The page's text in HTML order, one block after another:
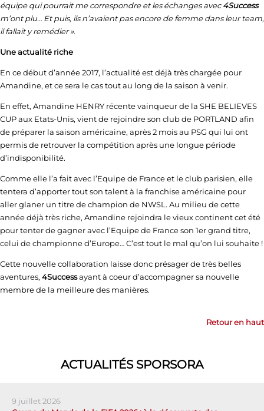
équipe qui pourrait me correspondre et les échanges avec4Success
m’ont plu… Et puis, ils n’avaient pas encore de femme dans leur team,
il fallait y remédier ».
Une actualité riche
En ce début d’année 2017, l’actualité est déjà très chargée pour
Amandine, et ce sera le cas tout au long de la saison à venir.
En effet, Amandine HENRY récente vainqueur de la SHE BELIEVES
CUP aux Etats-Unis, vient de rejoindre son club de PORTLAND afin
de préparer la saison américaine, après 2 mois au PSG qui lui ont
permis de retrouver la compétition après une longue période
d’indisponibilité.
Comme elle l’a fait avec l’Equipe de France et le club parisien, elle
tentera d’apporter tout son talent à la franchise américaine pour
aller glaner un titre de champion de NWSL. Au milieu de cette
année déjà très riche, Amandine rejoindra le vieux continent cet été
pour tenter de gagner avec l’Equipe de France son 1er grand titre,
celui de championne d’Europe… C’est tout le mal qu’on lui souhaite !
Cette nouvelle collaboration laisse donc présager de très belles
aventures, 4Successayant à coeur d’accompagner sa nouvelle
membre de la meilleure des manières.
Retour en haut
ACTUALITÉS SPORSORA
9 juillet 2026